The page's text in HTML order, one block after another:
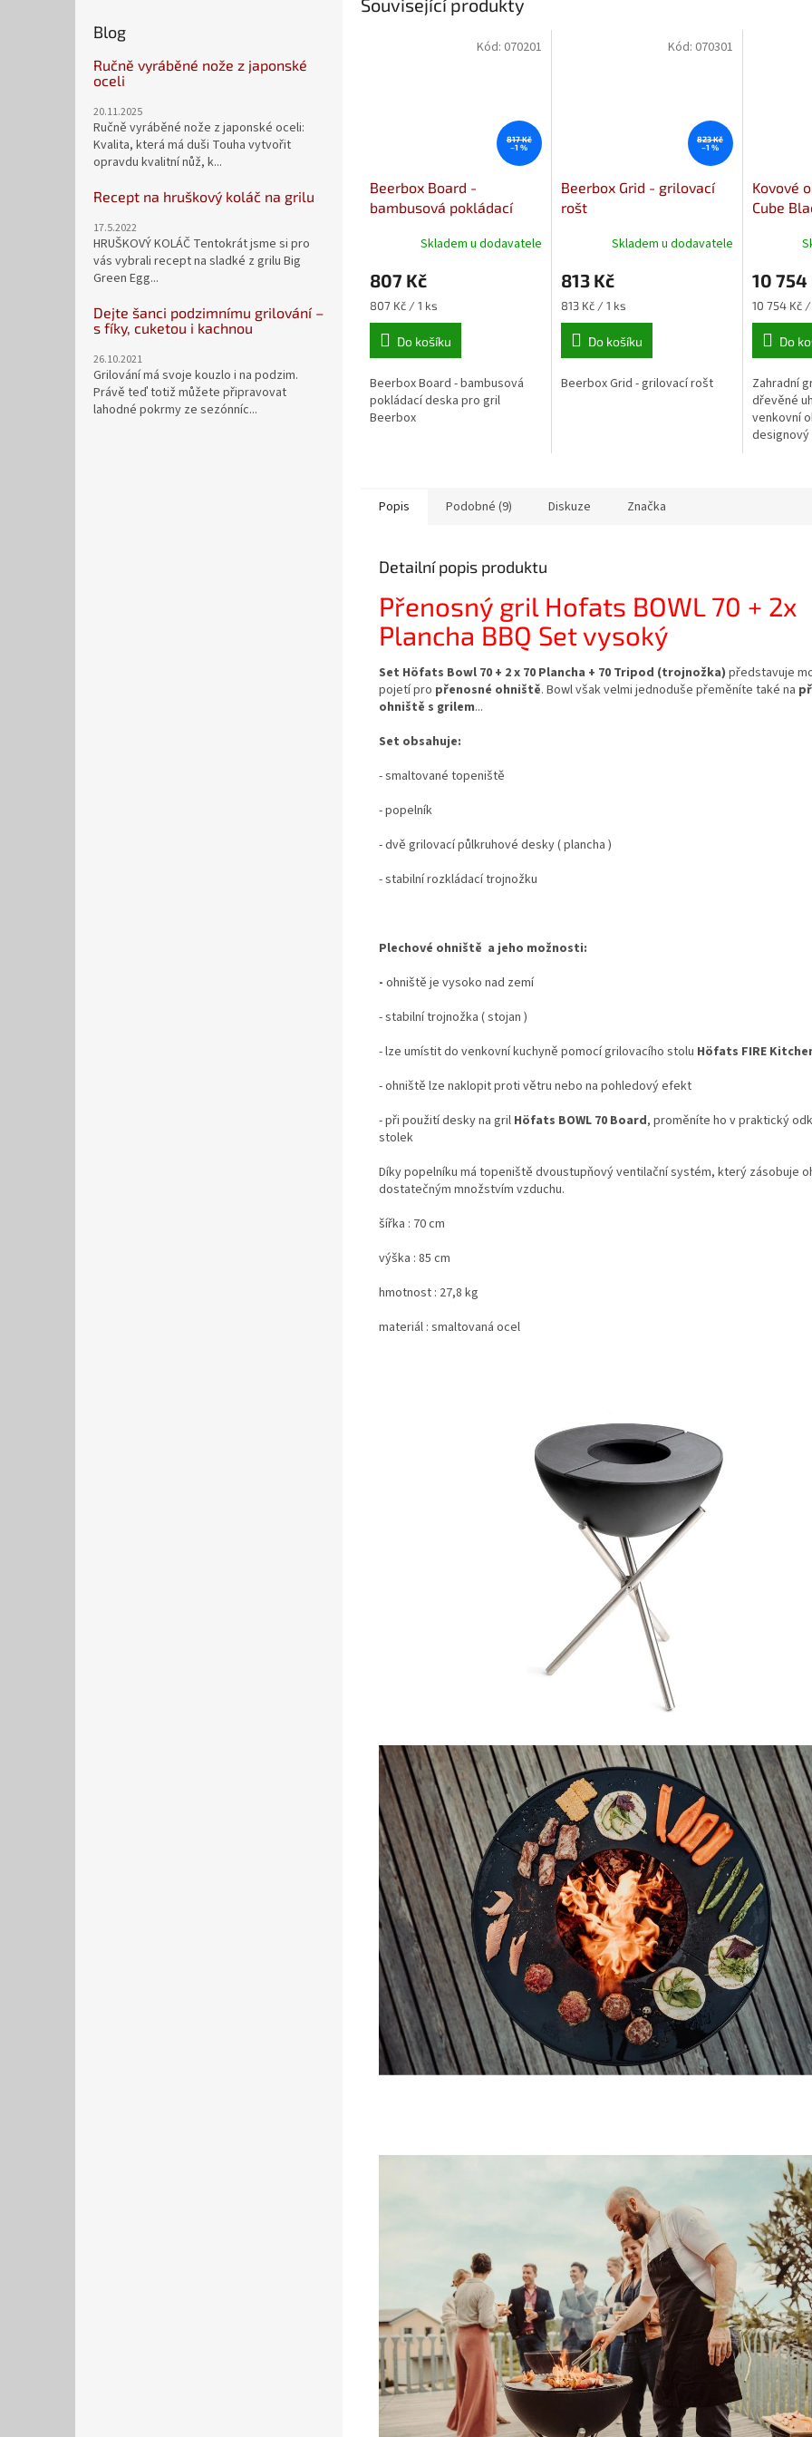
Blog
Ručně vyráběné nože z japonské
oceli
20.11.2025
Ručně vyráběné nože z japonské oceli:
Kvalita, která má duši Touha vytvořit
opravdu kvalitní nůž, k...
Recept na hruškový koláč na grilu
17.5.2022
HRUŠKOVÝ KOLÁČ Tentokrát jsme si pro
vás vybrali recept na sladké z grilu Big
Green Egg...
Dejte šanci podzimnímu grilování –
s fíky, cuketou i kachnou
26.10.2021
Grilování má svoje kouzlo i na podzim.
Právě teď totiž můžete připravovat
lahodné pokrmy ze sezónníc...
Související produkty
817 Kč
–1 %
Beerbox Board -
bambusová pokládací
Skladem u dodavatele
807 Kč
Měrná
cena:
807 Kč / 1 ks
Do košíku
Beerbox Board - bambusová
pokládací deska pro gril
Beerbox
Kód: 070201
823 Kč
–1 %
Beerbox Grid - grilovací
rošt
Skladem u dodavatele
813 Kč
Měrná
cena:
813 Kč / 1 ks
Do košíku
Beerbox Grid - grilovací rošt
Kód: 070301
Kovové
Cube
10 754
Měrná
cena:
10 754 Kč /
Do
Zahradní
dřevěné
venkovní
designový
Popis Podobné (9) Diskuze Značka
Detailní popis produktu
Přenosný gril Hofats BOWL 70 + 2x
Plancha BBQ Set vysoký
Set Höfats Bowl 70 + 2 x 70 Plancha + 70 Tripod (trojnožka) představuje
pojetí pro přenosné ohniště. Bowl však velmi jednoduše přeměníte také na
ohniště s grilem...
Set obsahuje:
- smaltované topeniště
- popelník
- dvě grilovací půlkruhové desky ( plancha )
- stabilní rozkládací trojnožku
Plechové ohniště a jeho možnosti:
- ohniště je vysoko nad zemí
- stabilní trojnožka ( stojan )
- lze umístit do venkovní kuchyně pomocí grilovacího stolu Höfats FIRE
- ohniště lze naklopit proti větru nebo na pohledový efekt
- při použití desky na gril Höfats BOWL 70 Board, proměníte ho v praktický
stolek
Díky popelníku má topeniště dvoustupňový ventilační systém, který zásobuje
dostatečným množstvím vzduchu.
šířka : 70 cm
výška : 85 cm
hmotnost : 27,8 kg
materiál : smaltovaná ocel